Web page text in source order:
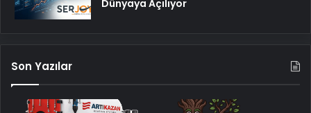
Dünyaya Açılıyor
Son Yazılar